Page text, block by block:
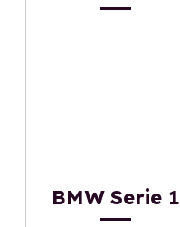
BMW Serie 1